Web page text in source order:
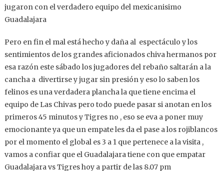
jugaron con el verdadero equipo del mexicanisimo
Guadalajara
Pero en fin el mal está hecho y daña al espectáculo y los
sentimientos de los grandes aficionados chiva hermanos por
esa razón este sábado los jugadores del rebaño saltarán a la
cancha a divertirse y jugar sin presión y eso lo saben los
felinos es una verdadera plancha la que tiene encima el
equipo de Las Chivas pero todo puede pasar si anotan en los
primeros 45 minutos y Tigres no , eso se eva a poner muy
emocionante ya que un empate les da el pase a los rojiblancos
por el momento el global es 3 a 1 que pertenece a la visita ,
vamos a confiar que el Guadalajara tiene con que empatar
Guadalajara vs Tigres hoy a partir de las 8.07 pm